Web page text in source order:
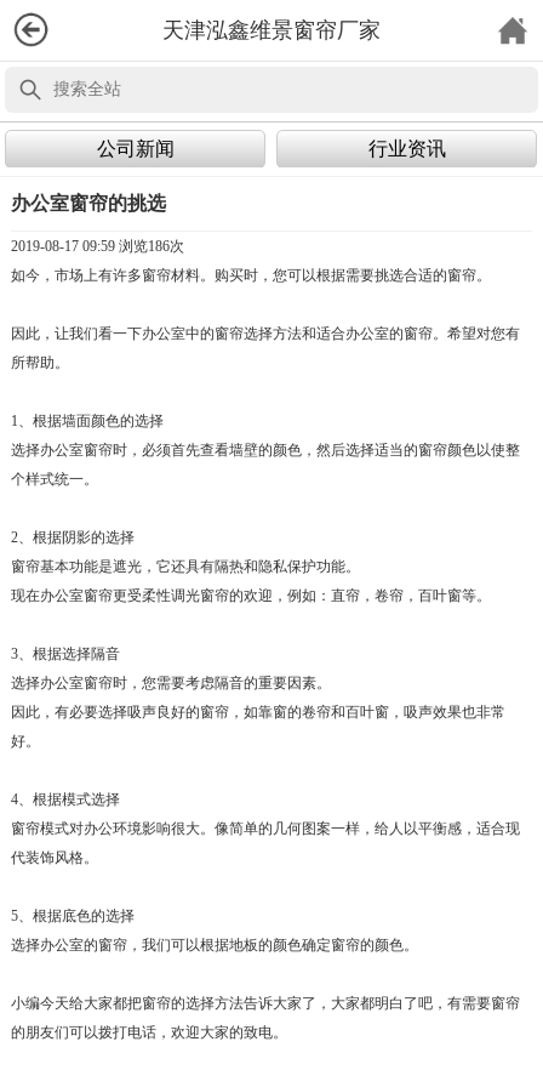
天津泓鑫维景窗帘厂家
公司新闻 行业资讯
办公室窗帘的挑选
2019-08-17 09:59 浏览186次
如今，市场上有许多窗帘材料。购买时，您可以根据需要挑选合适的窗帘。
因此，让我们看一下办公室中的窗帘选择方法和适合办公室的窗帘。希望对您有
所帮助。
1、根据墙面颜色的选择
选择办公室窗帘时，必须首先查看墙壁的颜色，然后选择适当的窗帘颜色以使整
个样式统一。
2、根据阴影的选择
窗帘基本功能是遮光，它还具有隔热和隐私保护功能。
现在办公室窗帘更受柔性调光窗帘的欢迎，例如：直帘，卷帘，百叶窗等。
3、根据选择隔音
选择办公室窗帘时，您需要考虑隔音的重要因素。
因此，有必要选择吸声良好的窗帘，如靠窗的卷帘和百叶窗，吸声效果也非常
好。
4、根据模式选择
窗帘模式对办公环境影响很大。像简单的几何图案一样，给人以平衡感，适合现
代装饰风格。
5、根据底色的选择
选择办公室的窗帘，我们可以根据地板的颜色确定窗帘的颜色。
小编今天给大家都把窗帘的选择方法告诉大家了，大家都明白了吧，有需要窗帘
的朋友们可以拨打电话，欢迎大家的致电。